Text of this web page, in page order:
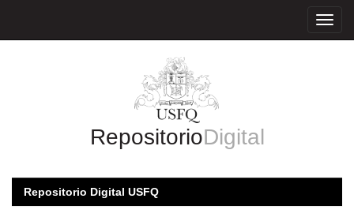
RepositorioDigital
Repositorio Digital USFQ